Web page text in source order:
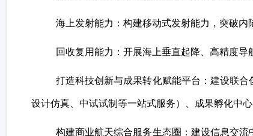
海上发射能力：构建移动式发射能力，突破内
回收复用能力：开展海上垂直起降、高精度导
打造科技创新与成果转化赋能平台：建设联
设计仿真、中试试制等一站式服务）、成果孵化中
构建商业航天综合服务生态圈：建设信息交